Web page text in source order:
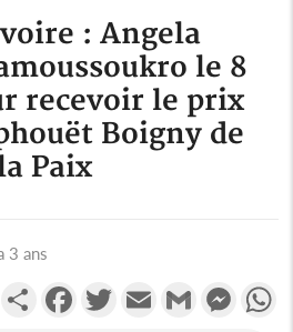
: Angela
le 8
recevoir le prix
Boigny de
Paix
3 ans
PartagerFacebookTwitterEmail Gmail